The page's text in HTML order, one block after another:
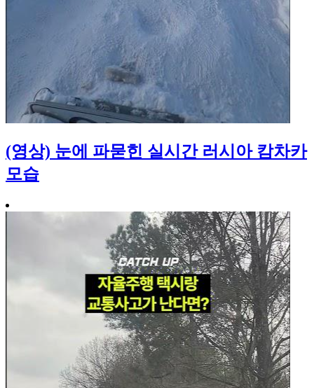
(영상) 눈에 파묻힌 실시간 러시아 캄차카
모습